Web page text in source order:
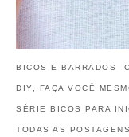
BICOS E BARRADOS
DIY, FAÇA VOCÊ
SÉRIE BICOS PARA
TODAS AS POSTAGENS